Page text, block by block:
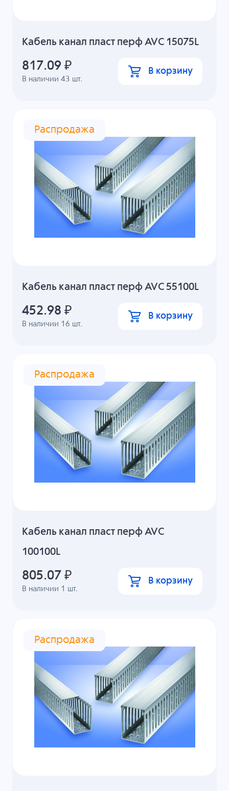
Кабель канал пласт перф AVC 15075L
В наличии43 шт.
817.09 ₽ В корзину
Распродажа
Кабель канал пласт перф AVC 55100L
В наличии 16 шт.
452.98 ₽ В корзину
Распродажа
Кабель канал пласт перф AVC
100100L
В наличии 1 шт.
805.07 ₽ В корзину
Распродажа